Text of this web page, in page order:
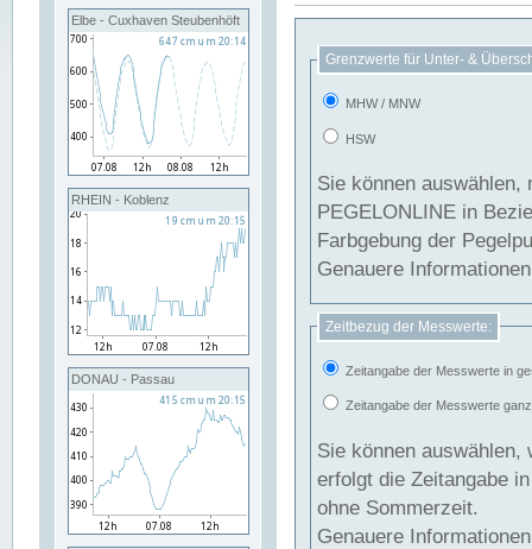
Elbe - Cuxhaven Steubenhöft
RHEIN - Koblenz
DONAU - Passau
Grenzwerte für Unter- &
MHW / MNW
HSW
Sie können
PEGELONLINE in Beziehung
Farbgebung der
Genauere
Zeitbezug der Messwerte:
Zeitangabe der Messwerte in
Zeitangabe der Messwerte
Sie können auswählen,
erfolgt die Zeitangabe
ohne Sommerzeit.
Genauere